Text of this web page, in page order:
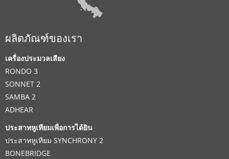
ผลิตภัณฑ์ของเรา
เครื่องประมวลเสียง
RONDO 3
SONNET 2
SAMBA 2
ADHEAR
ประสาทหูเทียมเพื่อการได้ยิน
ประสาทหูเทียม SYNCHRONY 2
BONEBRIDGE